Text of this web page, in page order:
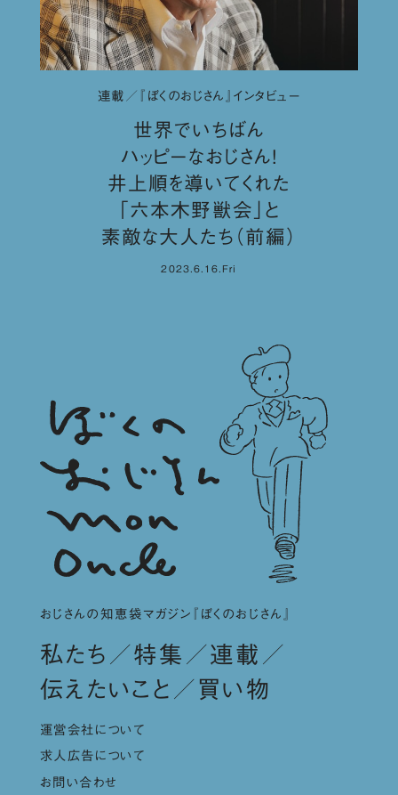
連載／『ぼくのおじさん』インタビュー
世界でいちばん
ハッピーなおじさん！
井上順を導いてくれた
「六本木野獣会」と
素敵な大人たち（前編）
2023.6.16.Fri
おじさんの知恵袋マガジン『ぼくのおじさん』
私たち 特集
連載
伝えたいこと
買い物
運営会社について
求人広告について
お問い合わせ